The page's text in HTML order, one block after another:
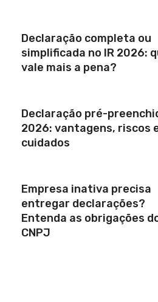
Declaração completa ou
simplificada no IR 2026:
vale mais a pena?
Declaração pré-
2026: vantagens, riscos
cuidados
Empresa inativa precisa
entregar declarações?
Entenda as obrigações
CNPJ